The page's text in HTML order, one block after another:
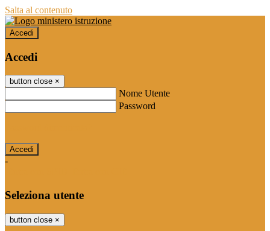
Salta al contenuto
Accedi
Accedi
button close ×
Nome Utente
Password
-
Seleziona utente
button close ×